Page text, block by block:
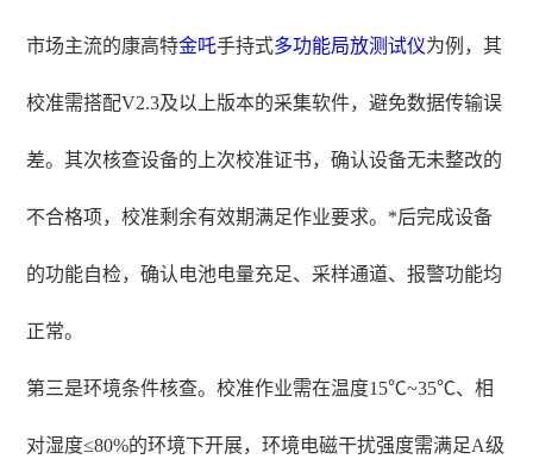
市场主流的康高特金吒手持式多功能局放测试仪为例，其
校准需搭配V2.3及以上版本的采集软件，避免数据传输误
差。其次核查设备的上次校准证书，确认设备无未整改的
不合格项，校准剩余有效期满足作业要求。*后完成设备
的功能自检，确认电池电量充足、采样通道、报警功能均
正常。
第三是环境条件核查。校准作业需在温度15℃~35℃、相
对湿度≤80%的环境下开展，环境电磁干扰强度需满足A级